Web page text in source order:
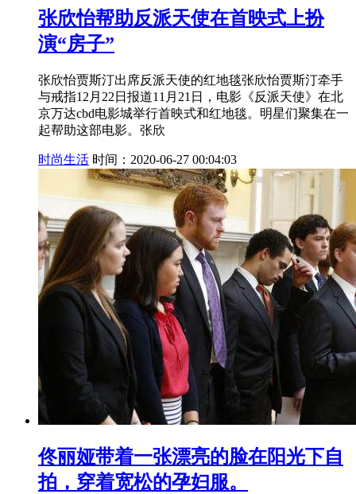
张欣怡帮助反派天使在首映式上扮
演“房子”
张欣怡贾斯汀出席反派天使的红地毯张欣怡贾斯汀牵手
与戒指12月22日报道11月21日，电影《反派天使》在北
京万达cbd电影城举行首映式和红地毯。明星们聚集在一
起帮助这部电影。张欣
时尚生活 时间：2020-06-27 00:04:03
佟丽娅带着一张漂亮的脸在阳光下自
拍，穿着宽松的孕妇服。